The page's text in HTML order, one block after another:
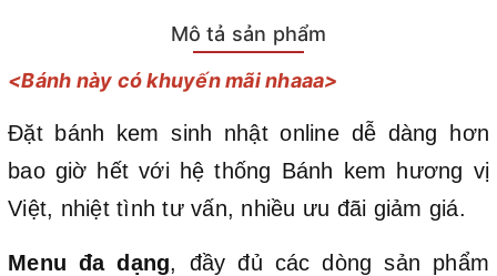
Mô tả sản phẩm
<Bánh này có khuyến mãi nhaaa>
Đặt bánh kem sinh nhật online dễ dàng hơn
bao giờ hết với hệ thống Bánh kem hương vị
Việt, nhiệt tình tư vấn, nhiều ưu đãi giảm giá.
Menu đa dạng, đầy đủ các dòng sản phẩm